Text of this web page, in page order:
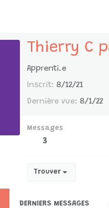
Thierry C
Apprenti.e
Inscrit 8/12/21
Dernière vue 8/1/22
Messages
3
Trouver
DERNIERS MESSAGES